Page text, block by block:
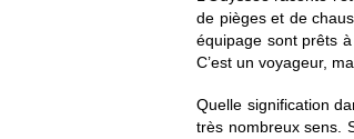
de pièges et de
équipage sont prêts
C’est un voyageur,
Quelle signification
très nombreux sens.